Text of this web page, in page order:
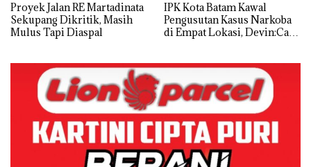
Proyek Jalan RE Martadinata
Sekupang Dikritik, Masih
Mulus Tapi Diaspal
IPK Kota Batam Kawal
Pengusutan Kasus Narkoba
di Empat Lokasi, Devin:Cari